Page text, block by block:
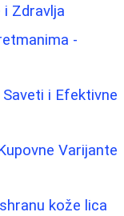
Zdravlja
-
i Efektivne
Varijante
kože lica